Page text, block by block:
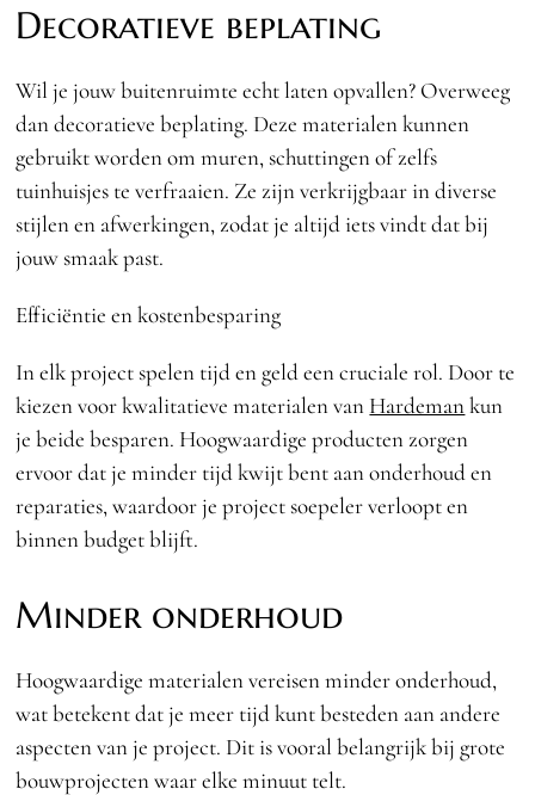
Decoratieve beplating
Wil je jouw buitenruimte echt laten opvallen? Overweeg
dan decoratieve beplating. Deze materialen kunnen
gebruikt worden om muren, schuttingen of zelfs
tuinhuisjes te verfraaien. Ze zijn verkrijgbaar in diverse
stijlen en afwerkingen, zodat je altijd iets vindt dat bij
jouw smaak past.
Efficiëntie en kostenbesparing
In elk project spelen tijd en geld een cruciale rol. Door te
kiezen voor kwalitatieve materialen van Hardemankun
je beide besparen. Hoogwaardige producten zorgen
ervoor dat je minder tijd kwijt bent aan onderhoud en
reparaties, waardoor je project soepeler verloopt en
binnen budget blijft.
Minder onderhoud
Hoogwaardige materialen vereisen minder onderhoud,
wat betekent dat je meer tijd kunt besteden aan andere
aspecten van je project. Dit is vooral belangrijk bij grote
bouwprojecten waar elke minuut telt.